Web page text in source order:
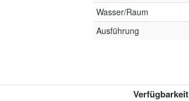
Wasser/Raum
Ausführung
Verfügbarkeit